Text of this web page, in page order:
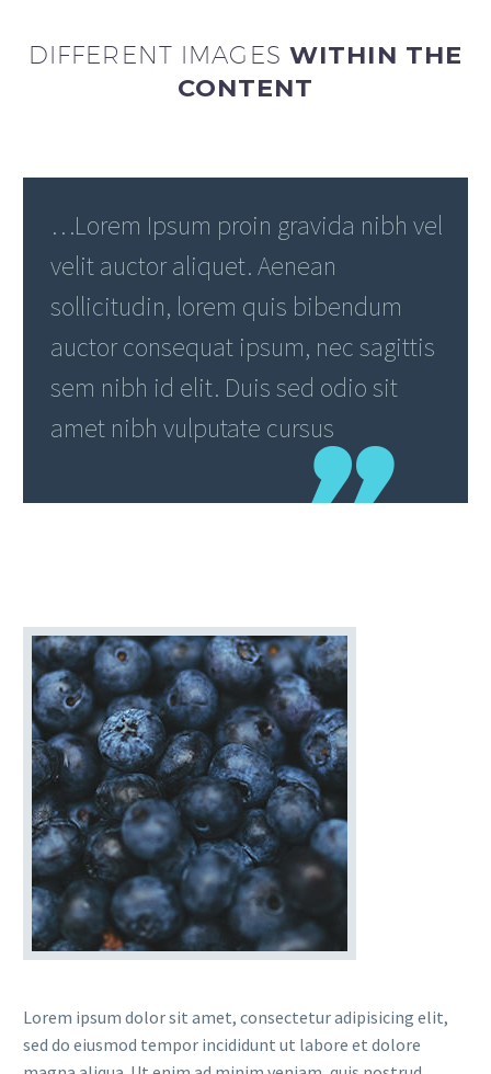
DIFFERENT IMAGES WITHIN THE
CONTENT
…Lorem Ipsum proin gravida nibh vel
velit auctor aliquet. Aenean
sollicitudin, lorem quis bibendum
auctor consequat ipsum, nec sagittis
sem nibh id elit. Duis sed odio sit
amet nibh vulputate cursus
Lorem ipsum dolor sit amet, consectetur adipisicing elit,
sed do eiusmod tempor incididunt ut labore et dolore